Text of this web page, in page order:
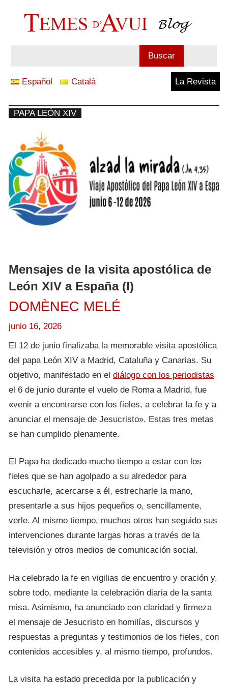
Temes
Buscar
Español Català La Revista
PAPA LEÓN XIV
Mensajes de la visita apostólica de
León XIV a España (I)
DOMÈNEC MELÉ
junio 16, 2026
El 12 de junio finalizaba la memorable visita apostólica
del papa León XIV a Madrid, Cataluña y Canarias. Su
objetivo, manifestado en el diálogo con los periodistas
el 6 de junio durante el vuelo de Roma a Madrid, fue
«venir a encontrarse con los fieles, a celebrar la fe y a
anunciar el mensaje de Jesucristo». Estas tres metas
se han cumplido plenamente.
El Papa ha dedicado mucho tiempo a estar con los
fieles que se han agolpado a su alrededor para
escucharle, acercarse a él, estrecharle la mano,
presentarle a sus hijos pequeños o, sencillamente,
verle. Al mismo tiempo, muchos otros han seguido sus
intervenciones durante largas horas a través de la
televisión y otros medios de comunicación social.
Ha celebrado la fe en vigilias de encuentro y oración y,
sobre todo, mediante la celebración diaria de la santa
misa. Asimismo, ha anunciado con claridad y firmeza
el mensaje de Jesucristo en homilías, discursos y
respuestas a preguntas y testimonios de los fieles, con
contenidos accesibles y, al mismo tiempo, profundos.
La visita ha estado precedida por la publicación y